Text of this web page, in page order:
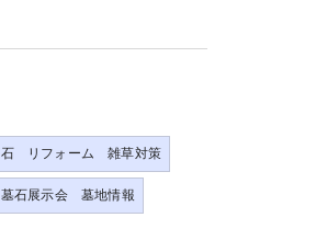
リフォーム 雑草対策
石展示会 墓地情報